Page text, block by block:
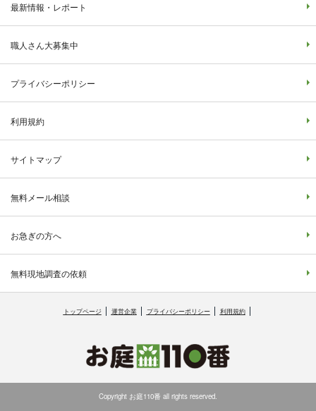
最新情報・レポート
職人さん大募集中
プライバシーポリシー
利用規約
サイトマップ
無料メール相談
お急ぎの方へ
無料現地調査の依頼
トップページ 運営企業 プライバシーポリシー 利用規約
Copyright お庭110番 all rights reserved.